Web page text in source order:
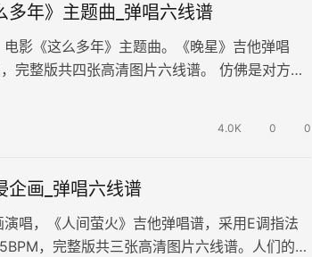
多年》主题曲_弹唱六线谱
影《这么多年》主题曲。《晚星》吉他弹唱
完整版共四张高清图片六线谱。 仿佛是对方生
4.0K 0 0
企画_弹唱六线谱
唱，《人间萤火》吉他弹唱谱，采用E调指法
，完整版共三张高清图片六线谱。人们的心